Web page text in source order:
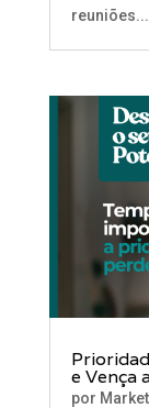
e Vença
por